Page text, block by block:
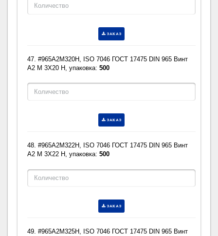
ЗАКАЗ
47. #965A2M320H, ISO 7046 ГОСТ 17475 DIN 965 Винт
A2 M 3X20 H, упаковка:500
ЗАКАЗ
48. #965A2M322H, ISO 7046 ГОСТ 17475 DIN 965 Винт
A2 M 3X22 H, упаковка:500
ЗАКАЗ
49. #965A2M325H, ISO 7046 ГОСТ 17475 DIN 965 Винт